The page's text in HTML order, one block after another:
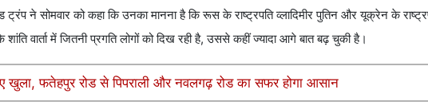
ने सोमवार को कहा कि उनका मानना है कि रूस के राष्ट्रपति व्लादिमीर पुतिन और यूक्रेन के
वार्ता में जितनी प्रगति लोगों को दिख रही है, उससे कहीं ज्‍यादा आगे बात बढ़ चुकी है।
फतेहपुर रोड से पिपराली और नवलगढ़ रोड का सफर होगा आसान